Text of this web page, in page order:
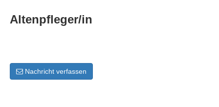
Altenpfleger/in
Nachricht verfassen